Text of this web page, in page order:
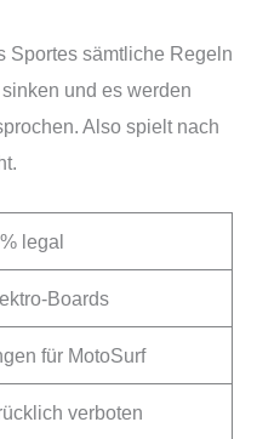
Sportes sämtliche Regeln
und es werden
Also spielt nach
legal
Boards
für MotoSurf
verboten